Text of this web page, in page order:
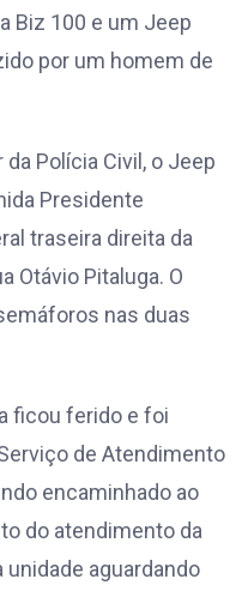
Biz 100 e um Jeep
por um homem de
Polícia Civil, o Jeep
Presidente
traseira direita da
Otávio Pitaluga. O
nas duas
ficou ferido e foi
de Atendimento
encaminhado ao
do atendimento da
aguardando